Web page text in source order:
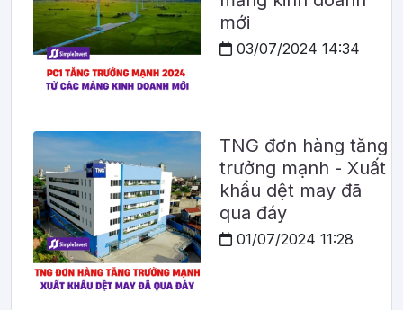
mới
03/07/2024 14:34
TNG đơn hàng tăng
trưởng mạnh - Xuất
khẩu dệt may đã
qua đáy
01/07/2024 11:28